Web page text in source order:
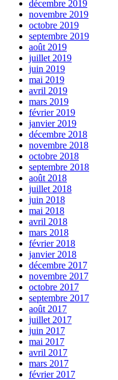
décembre 2019
novembre 2019
octobre 2019
septembre 2019
août 2019
juillet 2019
juin 2019
mai 2019
avril 2019
mars 2019
février 2019
janvier 2019
décembre 2018
novembre 2018
octobre 2018
septembre 2018
août 2018
juillet 2018
juin 2018
mai 2018
avril 2018
mars 2018
février 2018
janvier 2018
décembre 2017
novembre 2017
octobre 2017
septembre 2017
août 2017
juillet 2017
juin 2017
mai 2017
avril 2017
mars 2017
février 2017